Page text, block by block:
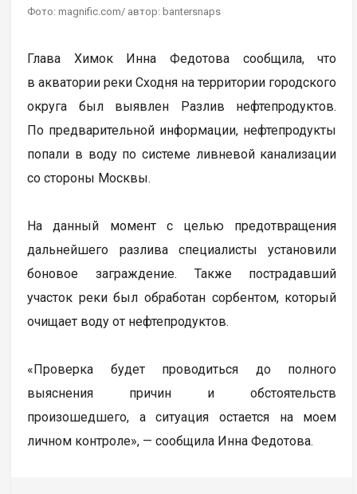
Фото: magnific.com/ автор: bantersnaps
Глава Химок Инна Федотова сообщила, что
в акватории реки Сходня на территории городского
округа был выявлен Разлив нефтепродуктов.
По предварительной информации, нефтепродукты
попали в воду по системе ливневой канализации
со стороны Москвы.
На данный момент с целью предотвращения
дальнейшего разлива специалисты установили
боновое заграждение. Также пострадавший
участок реки был обработан сорбентом, который
очищает воду от нефтепродуктов.
«Проверка будет проводиться до полного
выяснения причин и обстоятельств
произошедшего, а ситуация остается на моем
личном контроле», — сообщила Инна Федотова.